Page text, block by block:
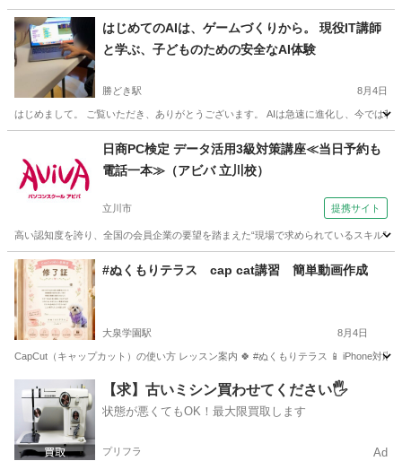
東京 千代田区 秋葉原駅 Windows総合 千葉 千葉市
Windows総合 タブレット
はじめてのAIは、ゲームづくりから。 現役IT講師
と学ぶ、子どものための安全なAI体験
勝どき駅 8月4日
はじめまして。 ご覧いただき、ありがとうございます。 AIは急速に進化し、今では
勝どき駅 パソコン 子ども
日商PC検定 データ活用3級対策講座≪当日予約も
電話一本≫（アビバ 立川校）
立川市 提携サイト
高い認知度を誇り、全国の会員企業の要望を踏まえた“現場で求められているスキル”
東京 立川市 エクセル
#ぬくもりテラス cap cat講習 簡単動画作成
大泉学園駅 8月4日
CapCut（キャップカット）の使い方 レッスン案内 🍀 #ぬくもりテラス 📱 iPhone対
東京 練馬区 大泉学園駅 その他 レッスン
【求】古いミシン買わせてください🖐️
状態が悪くてもOK！最大限買取します
プリフラ Ad